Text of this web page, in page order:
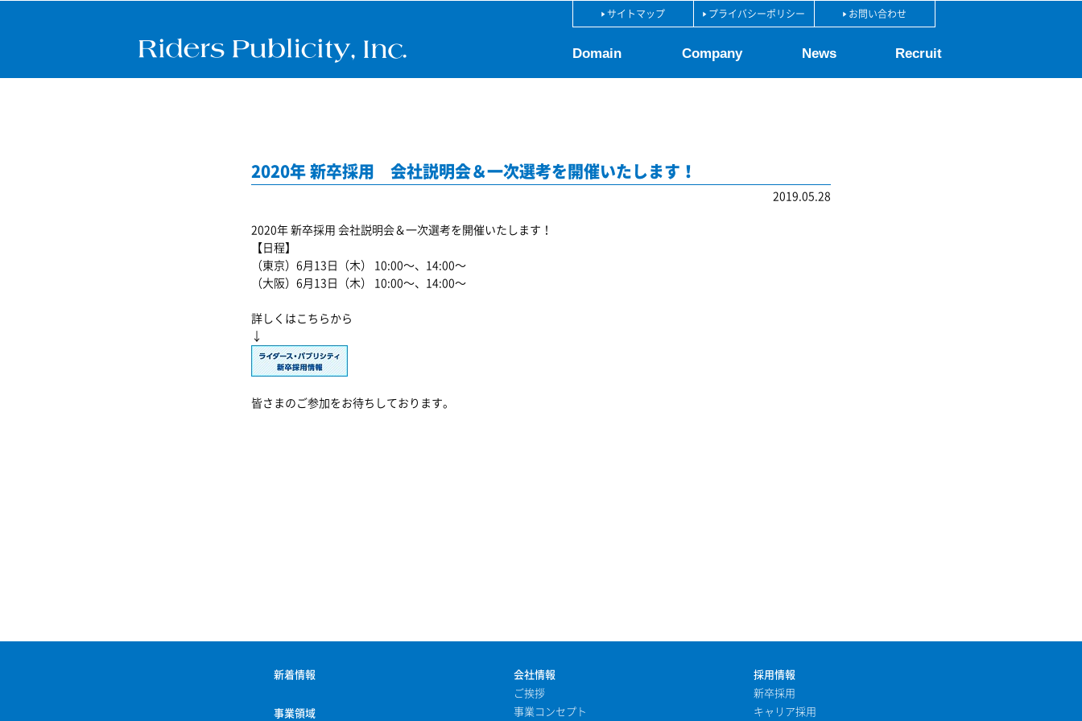
Domain Company News Recruit
サイトマップ プライバシーポリシー お問い合わせ
2020年 新卒採用 会社説明会＆一次選考を開催いたします！
2019.05.28
2020年 新卒採用 会社説明会＆一次選考を開催いたします！
【日程】
（東京）6月13日（木） 10:00～、14:00～
（大阪）6月13日（木） 10:00～、14:00～
詳しくはこちらから
↓
皆さまのご参加をお待ちしております。
新着情報
事業領域
会社情報
ご挨拶
事業コンセプト
採用情報
新卒採用
キャリア採用